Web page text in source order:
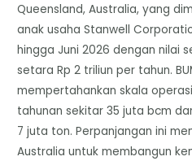
Queensland, Australia, yang
anak usaha Stanwell
hingga Juni 2026 dengan nilai
setara Rp 2 triliun per tahun.
mempertahankan skala
tahunan sekitar 35 juta bcm
7 juta ton. Perpanjangan ini
Australia untuk membangun